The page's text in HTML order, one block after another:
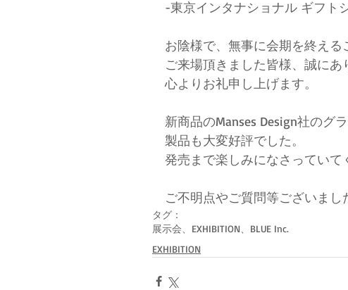
-東京インタナショナル ギフト
お陰様で、無事に会期を終える
ご来場頂きました皆様、誠にあ
心よりお礼申し上げます。
新商品のManses Design社のグ
製品も大変好評でした。
発売まで楽しみになさっていて
ご不明点やご質問等ございまし
タグ：
展示会、EXHIBITION、BLUE Inc.
EXHIBITION